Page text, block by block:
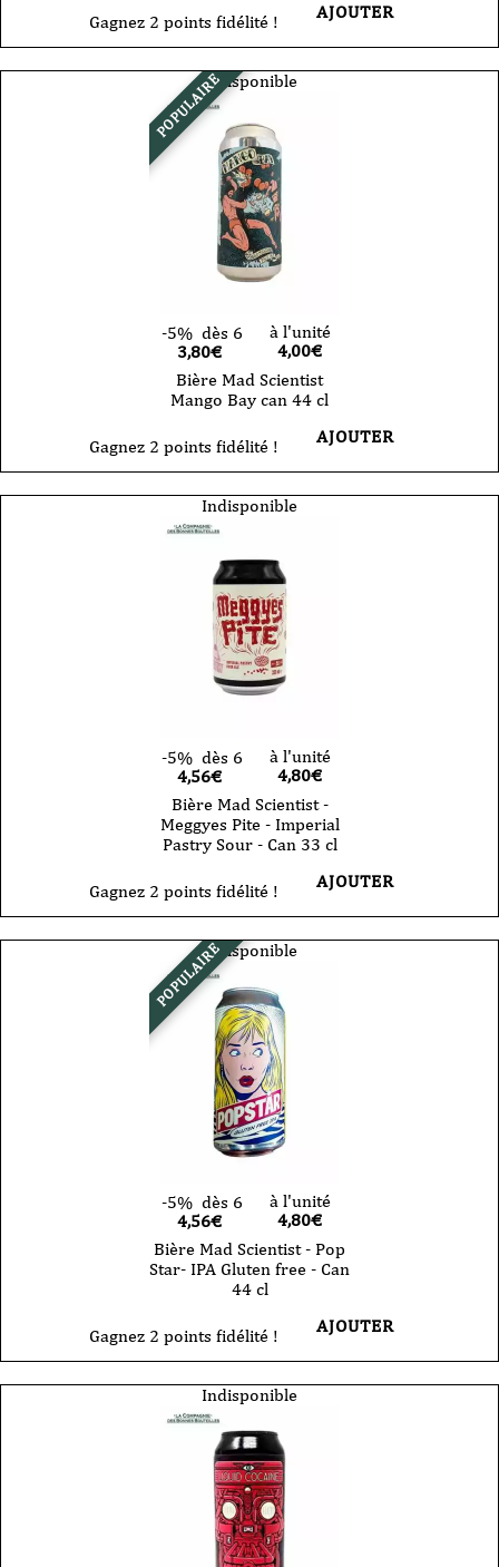
Gagnez 2 points fidélité ! AJOUTER
POPULAIREIndisponible
-5% dès 6
3,80€
à l'unité
4,00€
Bière Mad Scientist
Mango Bay can 44 cl
Gagnez 2 points fidélité ! AJOUTER
Indisponible
-5% dès 6
4,56€
à l'unité
4,80€
Bière Mad Scientist -
Meggyes Pite - Imperial
Pastry Sour - Can 33 cl
Gagnez 2 points fidélité ! AJOUTER
POPULAIREIndisponible
-5% dès 6
4,56€
à l'unité
4,80€
Bière Mad Scientist - Pop
Star- IPA Gluten free - Can
44 cl
Gagnez 2 points fidélité ! AJOUTER
Indisponible